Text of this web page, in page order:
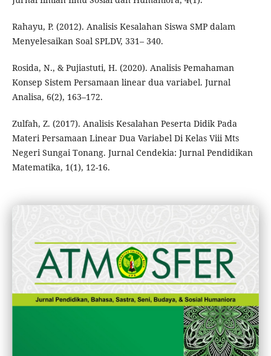
Rahayu, P. (2012). Analisis Kesalahan Siswa SMP dalam
Menyelesaikan Soal SPLDV, 331– 340.
Rosida, N., & Pujiastuti, H. (2020). Analisis Pemahaman
Konsep Sistem Persamaan linear dua variabel. Jurnal
Analisa, 6(2), 163–172.
Zulfah, Z. (2017). Analisis Kesalahan Peserta Didik Pada
Materi Persamaan Linear Dua Variabel Di Kelas Viii Mts
Negeri Sungai Tonang. Jurnal Cendekia: Jurnal Pendidikan
Matematika, 1(1), 12-16.